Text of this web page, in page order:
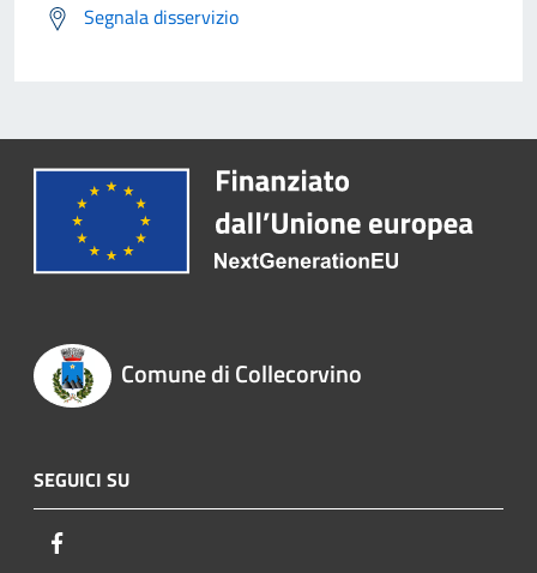
Segnala disservizio
Comune di Collecorvino
SEGUICI SU